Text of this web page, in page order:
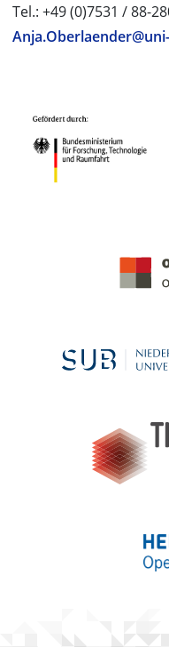
Tel.: +49 (0)7531 / 88-